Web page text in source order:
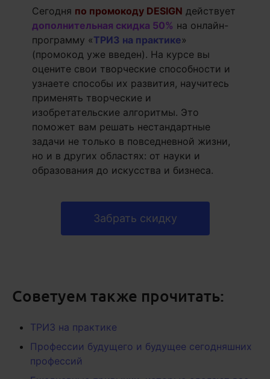
Сегодня по промокоду DESIGN действует
дополнительная скидка 50% на онлайн-
программу «ТРИЗ на практике»
(промокод уже введен). На курсе вы
оцените свои творческие способности и
узнаете способы их развития, научитесь
применять творческие и
изобретательские алгоритмы. Это
поможет вам решать нестандартные
задачи не только в повседневной жизни,
но и в других областях: от науки и
образования до искусства и бизнеса.
Забрать скидку
Советуем также прочитать:
ТРИЗ на практике
Профессии будущего и будущее сегодняшних
профессий